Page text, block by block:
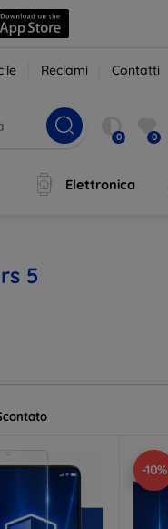
Reclami Contatti
0 0
Elettronica
5
-10%